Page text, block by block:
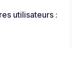
utilisateurs :